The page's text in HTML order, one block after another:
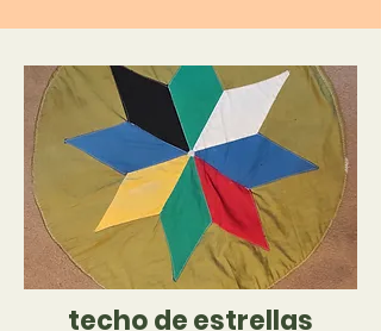
techo de estrellas